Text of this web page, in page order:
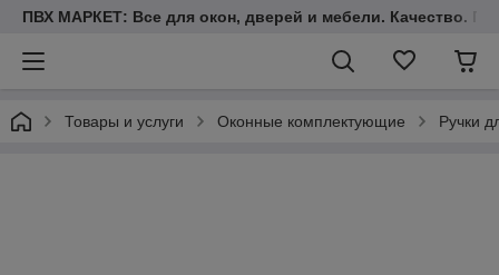
ПВХ МАРКЕТ: Все для окон, дверей и мебели. Качество.
Товары и услуги Оконные комплектующие Ручки